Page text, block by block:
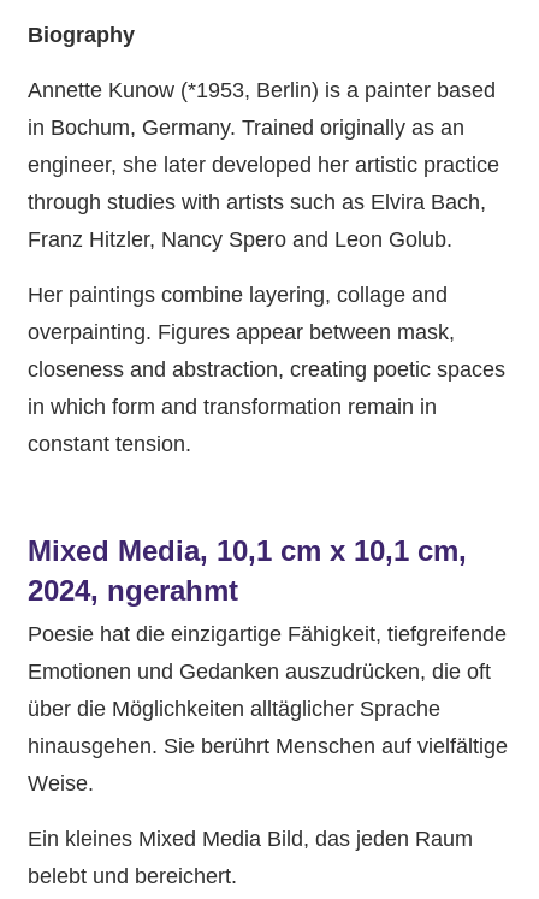
Biography
Annette Kunow (*1953, Berlin) is a painter based
in Bochum, Germany. Trained originally as an
engineer, she later developed her artistic practice
through studies with artists such as Elvira Bach,
Franz Hitzler, Nancy Spero and Leon Golub.
Her paintings combine layering, collage and
overpainting. Figures appear between mask,
closeness and abstraction, creating poetic spaces
in which form and transformation remain in
constant tension.
Mixed Media, 10,1 cm x 10,1 cm,
2024, ngerahmt
Poesie hat die einzigartige Fähigkeit, tiefgreifende
Emotionen und Gedanken auszudrücken, die oft
über die Möglichkeiten alltäglicher Sprache
hinausgehen. Sie berührt Menschen auf vielfältige
Weise.
Ein kleines Mixed Media Bild, das jeden Raum
belebt und bereichert.